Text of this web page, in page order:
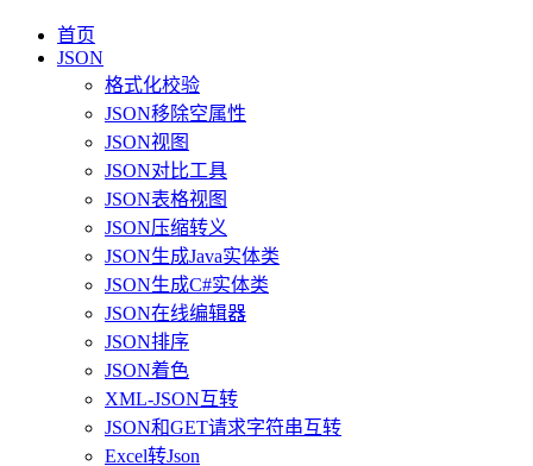
首页
JSON
格式化校验
JSON移除空属性
JSON视图
JSON对比工具
JSON表格视图
JSON压缩转义
JSON生成Java实体类
JSON生成C#实体类
JSON在线编辑器
JSON排序
JSON着色
XML-JSON互转
JSON和GET请求字符串互转
Excel转Json